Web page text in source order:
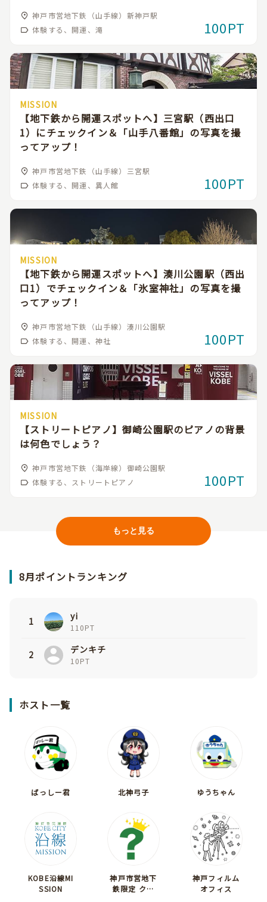
神戸市営地下鉄（山手線）新神戸駅
体験する、開運、滝
100PT
MISSION
【地下鉄から開運スポットへ】三宮駅（西出口
1）にチェックイン＆「山手八番館」の写真を撮
ってアップ！
神戸市営地下鉄（山手線）三宮駅
体験する、開運、異人館
100PT
MISSION
【地下鉄から開運スポットへ】湊川公園駅（西出
口1）でチェックイン＆「氷室神社」の写真を撮
ってアップ！
神戸市営地下鉄（山手線）湊川公園駅
体験する、開運、神社
100PT
MISSION
【ストリートピアノ】御崎公園駅のピアノの背景
は何色でしょう？
神戸市営地下鉄（海岸線）御崎公園駅
体験する、ストリートピアノ
100PT
もっと見る
8月ポイントランキング
1 yi
110PT
2 デンキチ
10PT
ホスト一覧
ばっしー君 北神弓子 ゆうちゃん
KOBE沿線MI
SSION
神戸市営地下
鉄限定 クイ
神戸フィルム
オフィス